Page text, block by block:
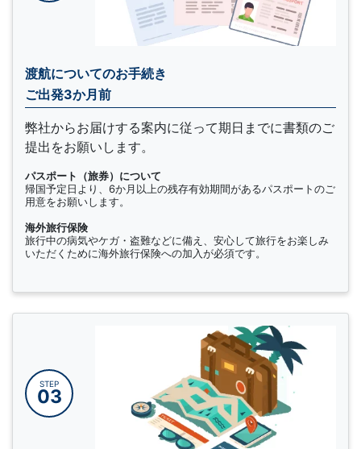
渡航についてのお手続き
ご出発3か月前
弊社からお届けする案内に従って期日までに書類のご
提出をお願いします。
パスポート（旅券）について
帰国予定日より、6か月以上の残存有効期間があるパスポートのご
用意をお願いします。
海外旅行保険
旅行中の病気やケガ・盗難などに備え、安心して旅行をお楽しみ
いただくために海外旅行保険への加入が必須です。
STEP
03